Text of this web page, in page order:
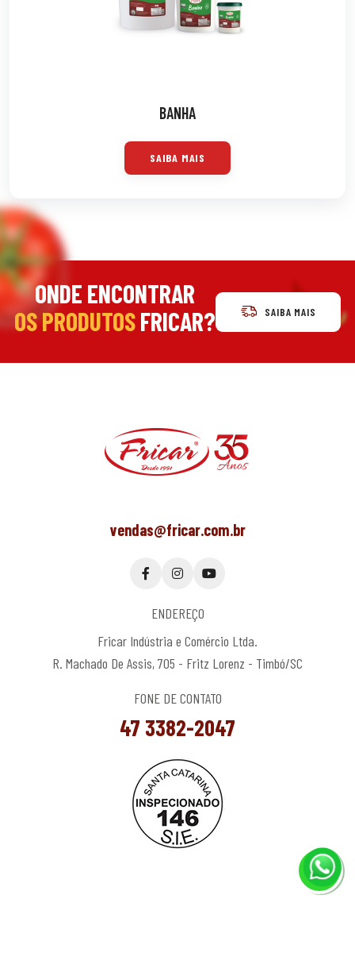
BANHA
SAIBA MAIS
ONDE ENCONTRAR
OS PRODUTOSFRICAR? SAIBA MAIS
vendas@fricar.com.br
ENDEREÇO
Fricar Indústria e Comércio Ltda.
R. Machado De Assis, 705 - Fritz Lorenz - Timbó/SC
FONE DE CONTATO
47 3382-2047